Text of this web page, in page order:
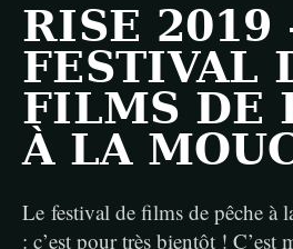
RISE 2019
FESTIVAL
FILMS DE
À LA
Le festival de films de pêche à
: c’est pour très bientôt ! C’est